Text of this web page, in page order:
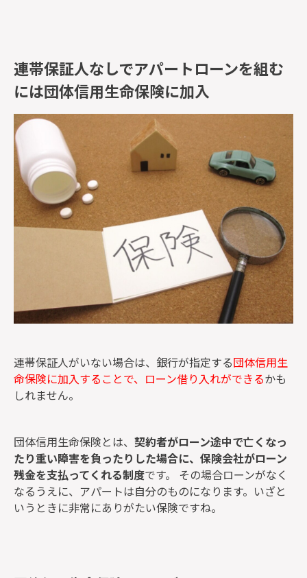
連帯保証人なしでアパートローンを組む
には団体信用生命保険に加入
連帯保証人がいない場合は、銀行が指定する団体信用生
命保険に加入することで、ローン借り入れができるかも
しれません。
団体信用生命保険とは、 契約者がローン途中で亡くなっ
たり重い障害を負ったりした場合に、保険会社がローン
残金を支払ってくれる制度です。 その場合ローンがなく
なるうえに、アパートは自分のものになります。いざと
いうときに非常にありがたい保険ですね。